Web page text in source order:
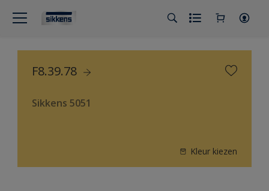
F8.39.78
Sikkens 5051
Kleur kiezen